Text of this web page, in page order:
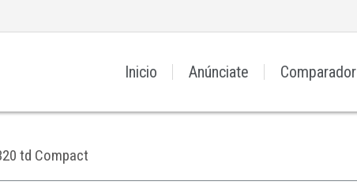
Inicio Anúnciate Comparador
td Compact